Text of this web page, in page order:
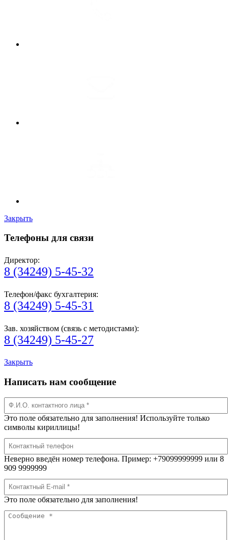
Закрыть
Телефоны для связи
Директор:
8 (34249) 5-45-32
Телефон/факс бухгалтерия:
8 (34249) 5-45-31
Зав. хозяйством (связь с методистами):
8 (34249) 5-45-27
Закрыть
Написать нам сообщение
Это поле обязательно для заполнения! Используйте только
символы кириллицы!
Неверно введён номер телефона. Пример: +79099999999 или 8
909 9999999
Это поле обязательно для заполнения!